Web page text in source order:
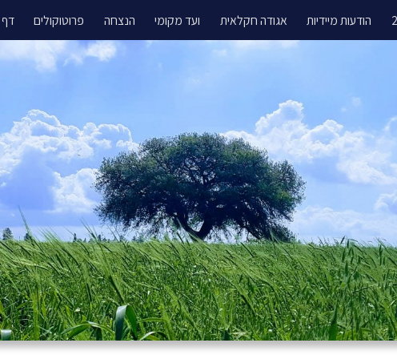
הודעות מיידיות אגודה חקלאית ועד מקומי הנצחה פרוטוקולים